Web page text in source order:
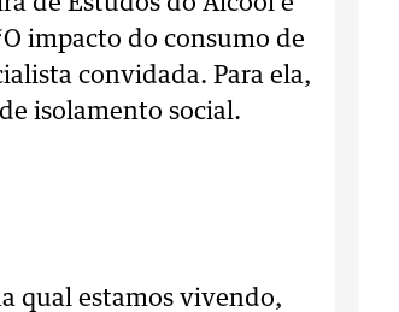
impacto do consumo de
convidada. Para ela,
isolamento social.
qual estamos vivendo,